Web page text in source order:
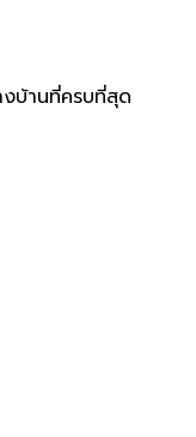
งบ้านที่ครบที่สุด